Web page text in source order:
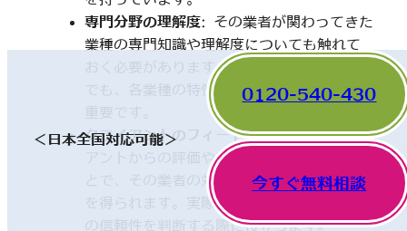
専門分野の理解度: その業者が関わってきた
業種の専門知識や理解度についても触れて
おく必要があります。一見、異なった分野
でも、各業種の特性を理解していることが
クライアントのフィードバック: 他のクライ
アントからの評価やレビューを確認するこ
とで、その業者の対応や成果に関する情報
を得られます。実際の利用者の声は、業者
の信頼性を判断する際に役立ちます。
＜日本全国対応可能＞
0120-540-430
今すぐ無料相談